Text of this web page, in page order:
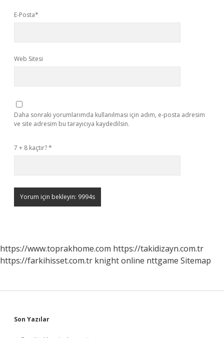
E-Posta*
Web Sitesi
Daha sonraki yorumlarımda kullanılması için adım, e-posta adresim
ve site adresim bu tarayıcıya kaydedilsin.
7 + 8 kaçtır?*
https://www.toprakhome.com https://takidizayn.com.tr
https://farkihisset.com.tr knight online nttgame Sitemap
Sidebar
Son Yazılar